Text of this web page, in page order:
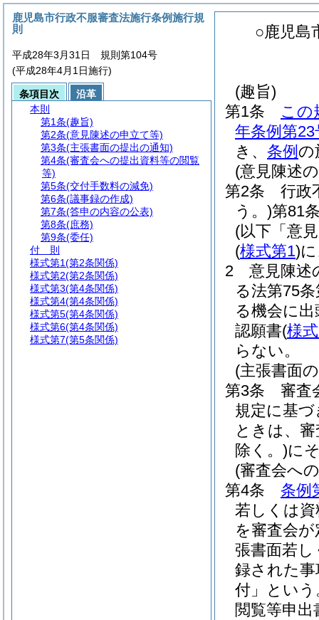
○鹿児島
(趣旨)
第1条
この
年条例第
き、 条例 の
(意見陳述
第2条
行政
う。)第81
(以下「意
(様式第1)
2
意見陳述
る法第75
る機会に
認願書(様
らない。
(主張書面
第3条
審査
規定に基
ときは、
除く。)に
(審査会へ
第4条
条例
若しくは
を審査会
張書面若
録された
付」という
閲覧等申出
鹿児島市行政不服審査法施行条例施行規
則
平成28年3月31日 規則第104号
(平成28年4月1日施行)
条項目次
沿革
本則
第1条(趣旨)
第2条(意見陳述の申立て等)
第3条(主張書面の提出の通知)
第4条(審査会への提出資料等の閲覧
等)
第5条(交付手数料の減免)
第6条(議事録の作成)
第7条(答申の内容の公表)
第8条(庶務)
第9条(委任)
付 則
様式第1(第2条関係)
様式第2(第2条関係)
様式第3(第4条関係)
様式第4(第4条関係)
様式第5(第4条関係)
様式第6(第4条関係)
様式第7(第5条関係)